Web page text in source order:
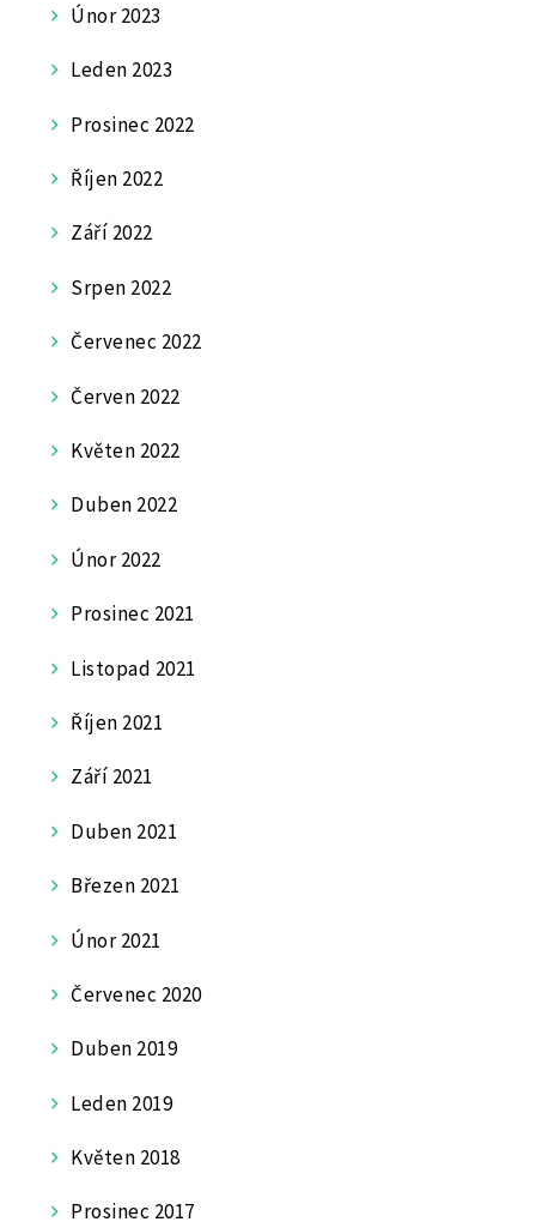
Únor 2023
Leden 2023
Prosinec 2022
Říjen 2022
Září 2022
Srpen 2022
Červenec 2022
Červen 2022
Květen 2022
Duben 2022
Únor 2022
Prosinec 2021
Listopad 2021
Říjen 2021
Září 2021
Duben 2021
Březen 2021
Únor 2021
Červenec 2020
Duben 2019
Leden 2019
Květen 2018
Prosinec 2017